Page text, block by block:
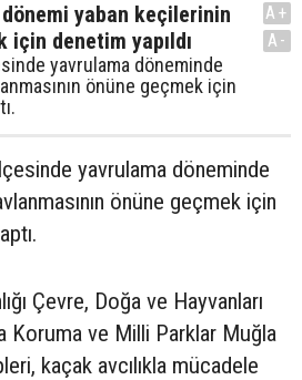
yaban keçilerinin
için denetim yapıldı
yavrulama döneminde
önüne geçmek için
A+
A-
yavrulama döneminde
önüne geçmek için
Çevre, Doğa ve Hayvanları
Koruma ve Milli Parklar Muğla
kaçak avcılıkla mücadele